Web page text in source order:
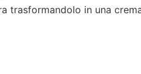
trasformandolo in una